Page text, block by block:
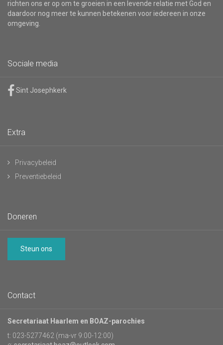
richten ons er op om te groeien in een levende relatie met God en
daardoor nog meer te kunnen betekenen voor iedereen in onze
omgeving.
Sociale media
Sint Josephkerk
Extra
Privacybeleid
Preventiebeleid
Doneren
Steun ons
Contact
Secretariaat Haarlem en BOAZ-parochies
t: 023-5277462 (ma-vr 9:00-12:00)